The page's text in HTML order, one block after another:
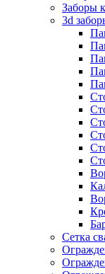
Заборы
3d
Сетка